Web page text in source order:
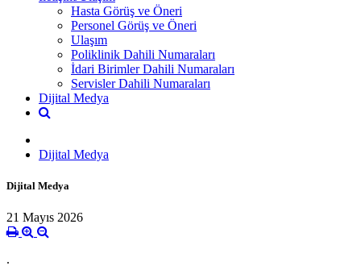
Hasta Görüş ve Öneri
Personel Görüş ve Öneri
Ulaşım
Poliklinik Dahili Numaraları
İdari Birimler Dahili Numaraları
Servisler Dahili Numaraları
Dijital Medya
Dijital Medya
Dijital Medya
21 Mayıs 2026
.